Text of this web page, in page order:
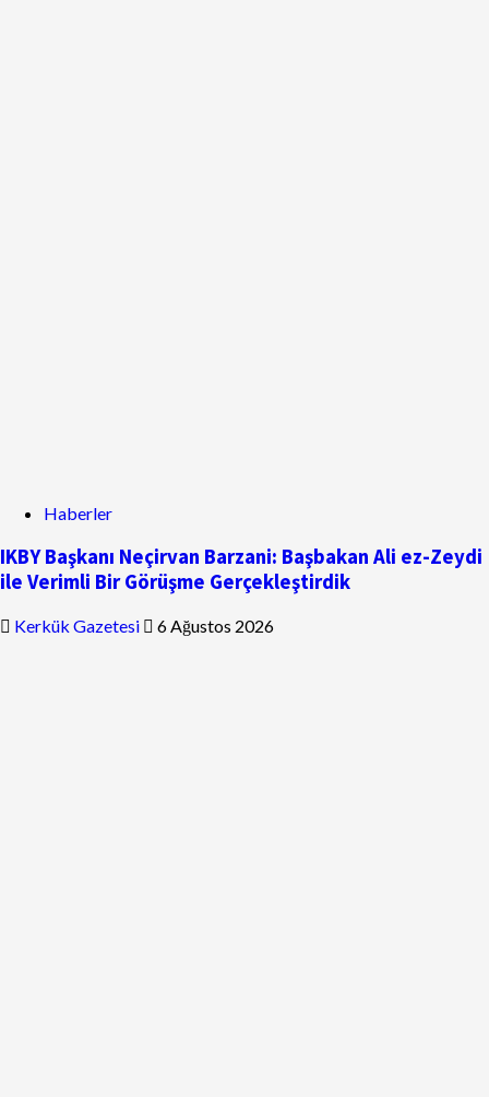
Haberler
IKBY Başkanı Neçirvan Barzani: Başbakan Ali ez-Zeydi
ile Verimli Bir Görüşme Gerçekleştirdik
Kerkük Gazetesi 6 Ağustos 2026